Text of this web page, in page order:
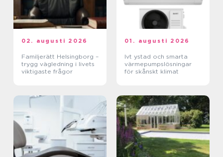
02. augusti 2026
Familjerätt Helsingborg –
trygg vägledning i livets
viktigaste frågor
01. augusti 2026
Ivt ystad och smarta
värmepumpslösningar
för skånskt klimat